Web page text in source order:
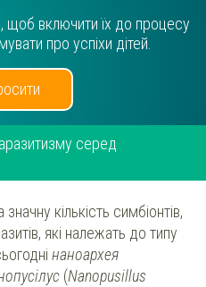
щоб включити їх до процесу
про успіхи дітей.
серед
кількість симбіонтів,
які належать до типу
наноархея
(Nanopusillus